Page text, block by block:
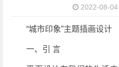
2022-08-04
“城市印象”主题插画设计
一、引 言